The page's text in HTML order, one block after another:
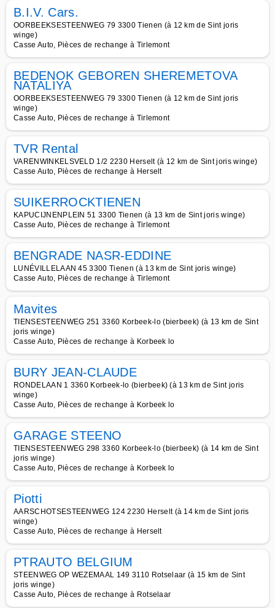
B.I.V. Cars.
OORBEEKSESTEENWEG 79 3300 Tienen (à 12 km de Sint joris
winge)
Casse Auto, Pièces de rechange à Tirlemont
BEDENOK GEBOREN SHEREMETOVA
NATALIYA
OORBEEKSESTEENWEG 79 3300 Tienen (à 12 km de Sint joris
winge)
Casse Auto, Pièces de rechange à Tirlemont
TVR Rental
VARENWINKELSVELD 1/2 2230 Herselt (à 12 km de Sint joris winge)
Casse Auto, Pièces de rechange à Herselt
SUIKERROCKTIENEN
KAPUCIJNENPLEIN 51 3300 Tienen (à 13 km de Sint joris winge)
Casse Auto, Pièces de rechange à Tirlemont
BENGRADE NASR-EDDINE
LUNÉVILLELAAN 45 3300 Tienen (à 13 km de Sint joris winge)
Casse Auto, Pièces de rechange à Tirlemont
Mavites
TIENSESTEENWEG 251 3360 Korbeek-lo (bierbeek) (à 13 km de Sint
joris winge)
Casse Auto, Pièces de rechange à Korbeek lo
BURY JEAN-CLAUDE
RONDELAAN 1 3360 Korbeek-lo (bierbeek) (à 13 km de Sint joris
winge)
Casse Auto, Pièces de rechange à Korbeek lo
GARAGE STEENO
TIENSESTEENWEG 298 3360 Korbeek-lo (bierbeek) (à 14 km de Sint
joris winge)
Casse Auto, Pièces de rechange à Korbeek lo
Piotti
AARSCHOTSESTEENWEG 124 2230 Herselt (à 14 km de Sint joris
winge)
Casse Auto, Pièces de rechange à Herselt
PTRAUTO BELGIUM
STEENWEG OP WEZEMAAL 149 3110 Rotselaar (à 15 km de Sint
joris winge)
Casse Auto, Pièces de rechange à Rotselaar